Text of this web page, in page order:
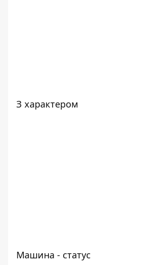
З характером
Машина - статус